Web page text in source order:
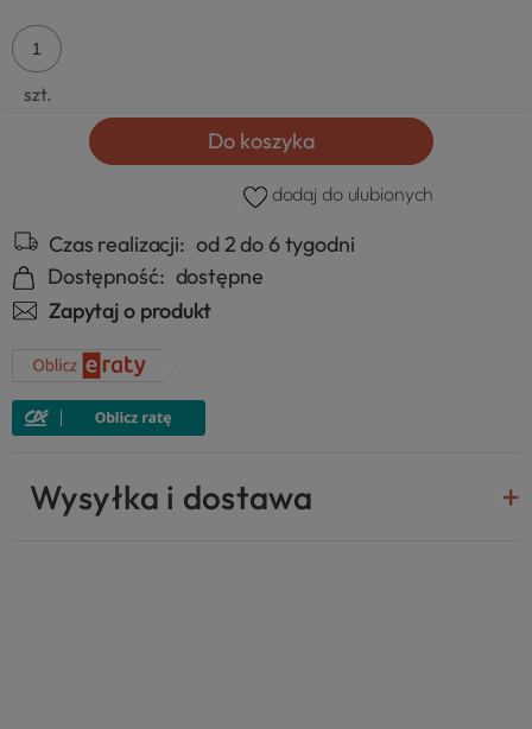
szt.
Do koszyka
dodaj do ulubionych
Czas realizacji: od 2 do 6 tygodni
Dostępność: dostępne
Zapytaj o produkt
Wysyłka i dostawa